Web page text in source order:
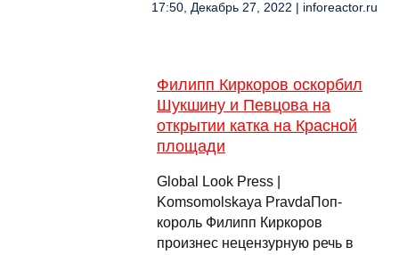
17:50, Декабрь 27, 2022 | inforeactor.ru
Филипп Киркоров оскорбил
Шукшину и Певцова на
открытии катка на Красной
площади
Global Look Press |
Komsomolskaya PravdaПоп-
король Филипп Киркоров
произнес нецензурную речь в